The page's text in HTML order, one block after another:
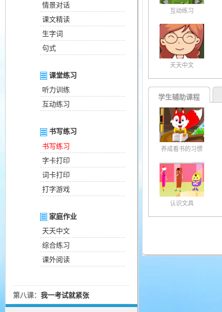
情景对话
课文精读
生字词
句式
课堂练习
听力训练
互动练习
书写练习
书写练习
字卡打印
词卡打印
打字游戏
家庭作业
天天中文
综合练习
课外阅读
第八课： 我一考试就紧张
互动练习
天天中文
学生辅助课程
养成看书的习惯
认识文具